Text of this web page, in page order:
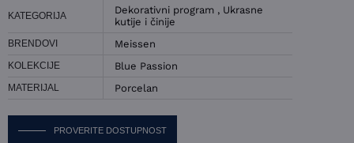
KATEGORIJA Dekorativni program , Ukrasne
kutije i činije
BRENDOVI Meissen
KOLEKCIJE Blue Passion
MATERIJAL Porcelan
PROVERITE DOSTUPNOST